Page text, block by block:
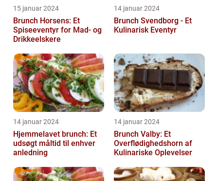
15 januar 2024
Brunch Horsens: Et
Spiseeventyr for Mad- og
Drikkeelskere
14 januar 2024
Brunch Svendborg - Et
Kulinarisk Eventyr
14 januar 2024
Hjemmelavet brunch: Et
udsøgt måltid til enhver
anledning
14 januar 2024
Brunch Valby: Et
Overflødighedshorn af
Kulinariske Oplevelser